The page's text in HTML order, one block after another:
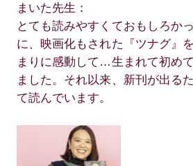
まいた先生：
とても読みやすくておもしろか
に、映画化もされた『ツナグ』
まりに感動して…生まれて初め
ました。それ以来、新刊が出る
て読んでいます。